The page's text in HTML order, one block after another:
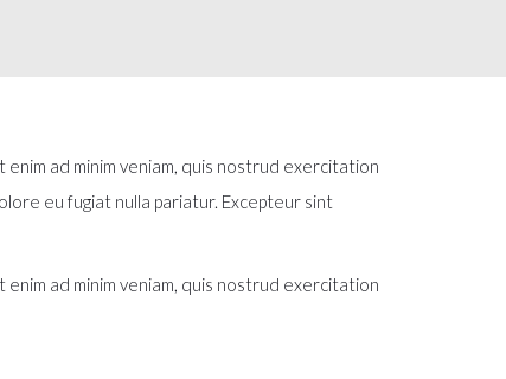
ad minim veniam, quis nostrud exercitation
eu fugiat nulla pariatur. Excepteur sint
ad minim veniam, quis nostrud exercitation